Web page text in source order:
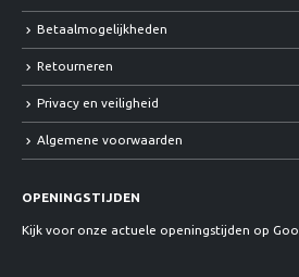
Betaalmogelijkheden
Retourneren
Privacy en veiligheid
Algemene voorwaarden
OPENINGSTIJDEN
Kijk voor onze actuele openingstijden op